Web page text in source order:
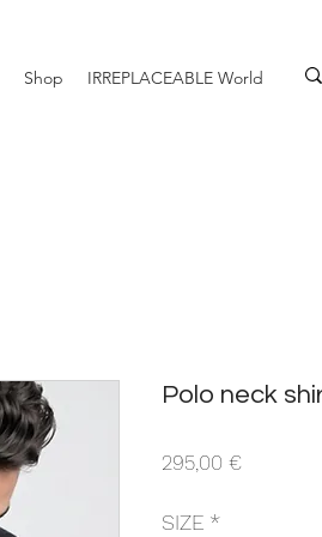
Shop IRREPLACEABLE World
Polo neck
295,00 €Prezzo
SIZE *